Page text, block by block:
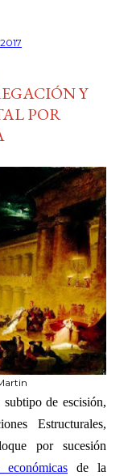
Y
POR
de escisión,
Estructurales,
por sucesión
económicas de la